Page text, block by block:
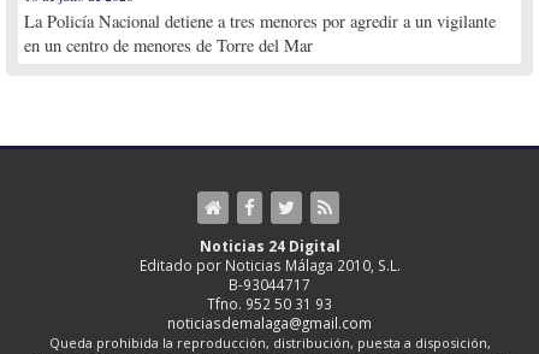
La Policía Nacional detiene a tres menores por agredir a un vigilante
en un centro de menores de Torre del Mar
Noticias 24 Digital
Editado por Noticias Málaga 2010, S.L.
B-93044717
Tfno. 952 50 31 93
noticiasdemalaga@gmail.com
Queda prohibida la reproducción, distribución, puesta a disposición,